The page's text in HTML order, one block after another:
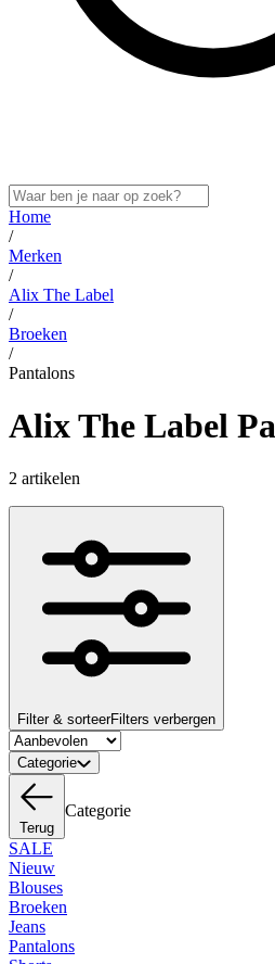
Home
/
Merken
/
Alix The Label
/
Broeken
/
Pantalons
Alix The Label
2 artikelen
Filter & sorteerFilters verbergen
Categorie
Terug
Categorie
SALE
Nieuw
Blouses
Broeken
Jeans
Pantalons